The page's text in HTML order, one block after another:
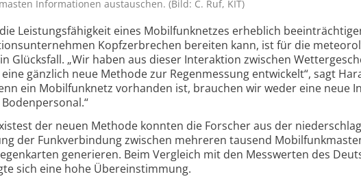
Informationen austauschen. (Bild: C. Ruf, KIT)
Leistungs­fähigkeit eines Mobil­funknetzes erheblich
Kopf­zerbrechen bereiten kann, ist für die
Glücksfall. „Wir haben aus dieser Inter­aktion zwischen
gänzlich neue Methode zur Regen­messung entwickelt“, sagt
ein Mobil­funknetz vorhanden ist, brauchen wir weder eine neue
der neuen Methode konnten die Forscher aus der
der Funk­ver­bindung zwischen mehreren tausend
generieren. Beim Vergleich mit den Messwerten des
sich eine hohe Über­ein­stimmung.